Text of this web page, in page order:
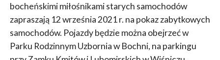
bocheńskimi miłośnikami starych samochodów
zapraszają 12 września 2021 r. na pokaz zabytkowych
samochodów. Pojazdy będzie można obejrzeć w
Parku Rodzinnym Uzbornia w Bochni, na parkingu